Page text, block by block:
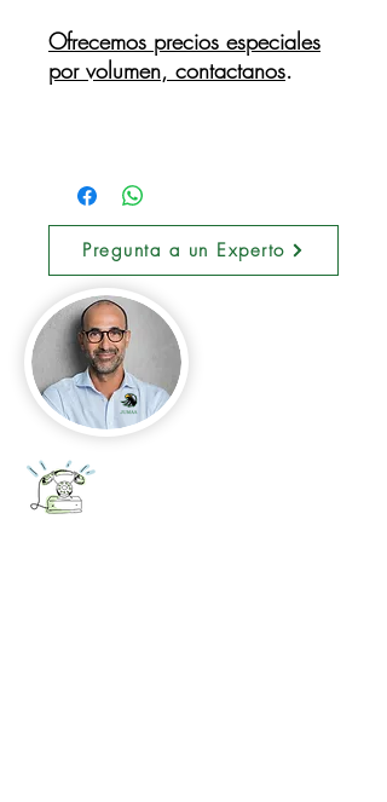
Ofrecemos precios especiales
por volumen, contactanos.
Pregunta a un Experto